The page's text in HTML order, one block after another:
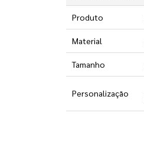
Produto
Material
Tamanho
Personalização